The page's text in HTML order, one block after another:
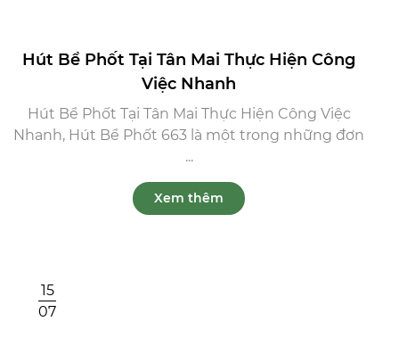
Hút Bể Phốt Tại Tân Mai Thực Hiện Công
Việc Nhanh
Hút Bể Phốt Tại Tân Mai Thực Hiện Công Việc
Nhanh, Hút Bể Phốt 663 là một trong những đơn
...
Xem thêm
15
07